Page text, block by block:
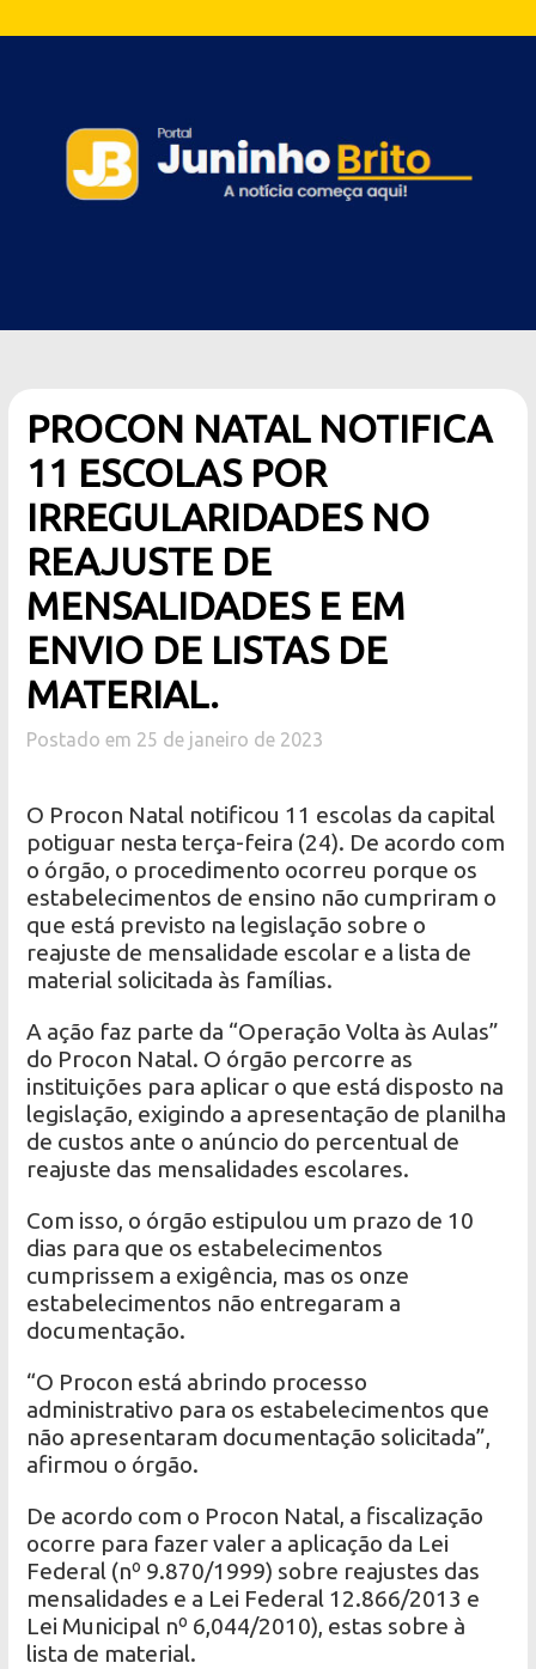
PROCON NATAL NOTIFICA
11 ESCOLAS POR
IRREGULARIDADES NO
REAJUSTE DE
MENSALIDADES E EM
ENVIO DE LISTAS DE
MATERIAL.
Postado em 25 de janeiro de 2023
O Procon Natal notificou 11 escolas da capital
potiguar nesta terça-feira (24). De acordo com
o órgão, o procedimento ocorreu porque os
estabelecimentos de ensino não cumpriram o
que está previsto na legislação sobre o
reajuste de mensalidade escolar e a lista de
material solicitada às famílias.
A ação faz parte da “Operação Volta às Aulas”
do Procon Natal. O órgão percorre as
instituições para aplicar o que está disposto na
legislação, exigindo a apresentação de planilha
de custos ante o anúncio do percentual de
reajuste das mensalidades escolares.
Com isso, o órgão estipulou um prazo de 10
dias para que os estabelecimentos
cumprissem a exigência, mas os onze
estabelecimentos não entregaram a
documentação.
“O Procon está abrindo processo
administrativo para os estabelecimentos que
não apresentaram documentação solicitada”,
afirmou o órgão.
De acordo com o Procon Natal, a fiscalização
ocorre para fazer valer a aplicação da Lei
Federal (nº 9.870/1999) sobre reajustes das
mensalidades e a Lei Federal 12.866/2013 e
Lei Municipal nº 6,044/2010), estas sobre à
lista de material.